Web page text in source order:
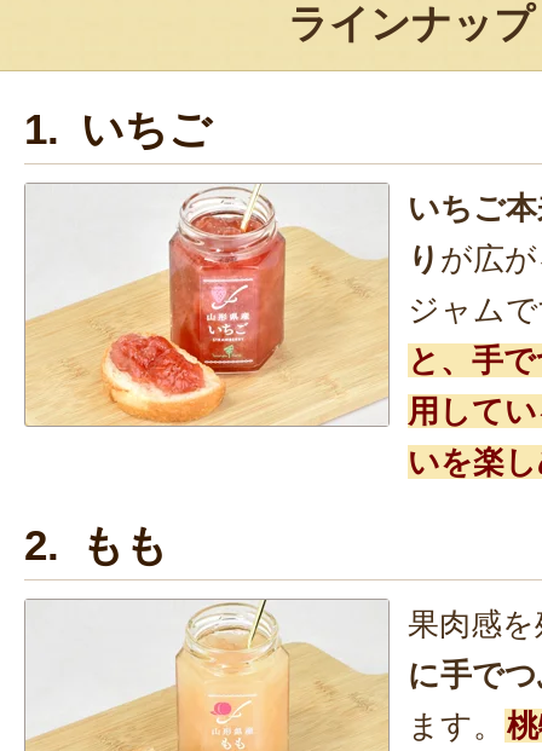
ラインナップ
1. いちご
いちご
り が広
ジャム
と、手
用して
いを楽
2. もも
果肉感
に手で
ます。